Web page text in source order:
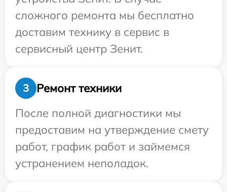
сложного ремонта мы бесплатно
доставим технику в сервис в
сервисный центр Зенит.
3
Ремонт техники
После полной диагностики мы
предоставим на утверждение смету
работ, график работ и займемся
устранением неполадок.